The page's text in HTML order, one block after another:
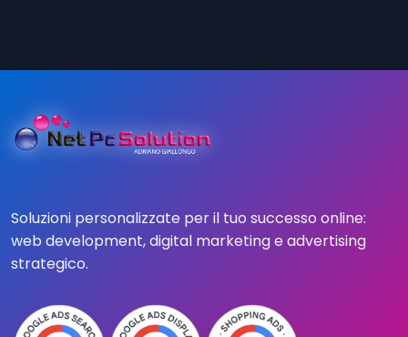
Soluzioni personalizzate per il tuo successo online:
web development, digital marketing e advertising
strategico.